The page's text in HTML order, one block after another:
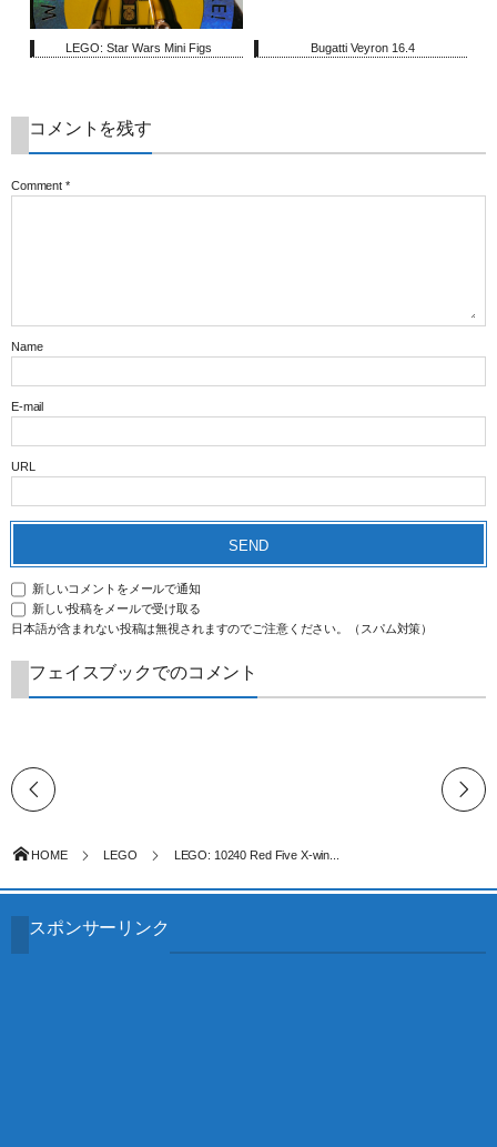
LEGO: Star Wars Mini Figs Bugatti Veyron 16.4
コメントを残す
Comment *
Name
E-mail
URL
新しいコメントをメールで通知
新しい投稿をメールで受け取る
日本語が含まれない投稿は無視されますのでご注意ください。（スパム対策）
フェイスブックでのコメント
HOME LEGO LEGO: 10240 Red Five X-win...
スポンサーリンク